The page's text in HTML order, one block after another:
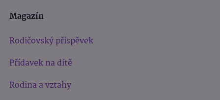
Magazín
Rodičovský příspěvek
Přídavek na dítě
Rodina a vztahy